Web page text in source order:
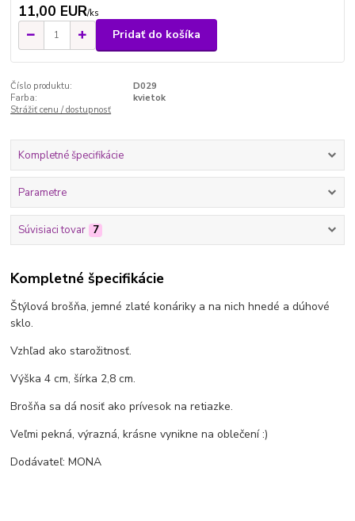
11,00 EUR/ks
Pridať do košíka
Číslo produktu:
D029
Farba:
kvietok
Strážiť cenu / dostupnosť
Kompletné špecifikácie
Parametre
Súvisiaci tovar 7
Kompletné špecifikácie
Štýlová brošňa, jemné zlaté konáriky a na nich hnedé a dúhové
sklo.
Vzhľad ako starožitnosť.
Výška 4 cm, šírka 2,8 cm.
Brošňa sa dá nosiť ako prívesok na retiazke.
Veľmi pekná, výrazná, krásne vynikne na oblečení :)
Dodávateľ: MONA